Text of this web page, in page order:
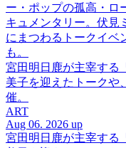
ー・ポップの孤高・ロ
キュメンタリー。伏見
にまつわるトークイベ
も。
宮田明日鹿が主宰する
美子を迎えたトークや
催。
ART
Aug 06. 2026 up
宮田明日鹿が主宰する